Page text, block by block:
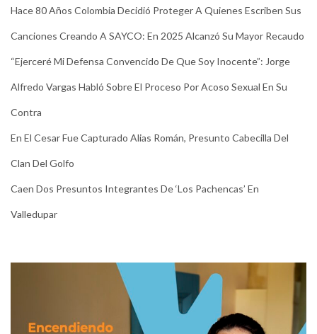
Hace 80 Años Colombia Decidió Proteger A Quienes Escriben Sus
Canciones Creando A SAYCO: En 2025 Alcanzó Su Mayor Recaudo
“Ejerceré Mi Defensa Convencido De Que Soy Inocente”: Jorge
Alfredo Vargas Habló Sobre El Proceso Por Acoso Sexual En Su
Contra
En El Cesar Fue Capturado Alias Román, Presunto Cabecilla Del
Clan Del Golfo
Caen Dos Presuntos Integrantes De ‘Los Pachencas’ En
Valledupar